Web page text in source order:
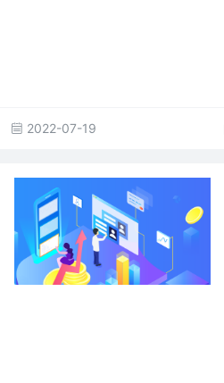
2022-07-19